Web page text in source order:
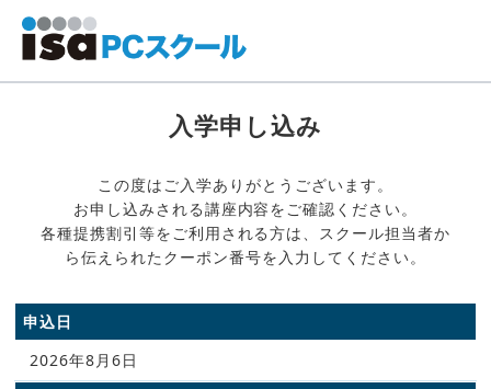
入学申し込み
この度はご入学ありがとうございます。
お申し込みされる講座内容をご確認ください。
各種提携割引等をご利用される方は、スクール担当者か
ら伝えられたクーポン番号を入力してください。
申込日
2026年8月6日